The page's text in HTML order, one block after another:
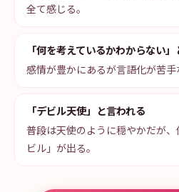
全て感じる。
「何を考えているかわからない
感情が豊かにあるが言語化が苦手
「デビル天使」と言われる
普段は天使のように穏やかだが
ビル」が出る。